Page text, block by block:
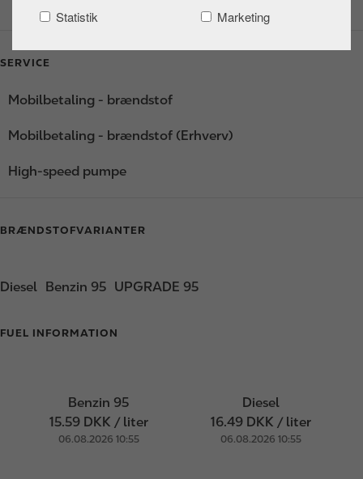
Statistik
Marketing
SERVICE
Mobilbetaling - brændstof
Mobilbetaling - brændstof (Erhverv)
High-speed pumpe
BRÆNDSTOFVARIANTER
Diesel Benzin 95 UPGRADE 95
FUEL INFORMATION
Benzin 95
15.59 DKK / liter
06.08.2026 10:55
Diesel
16.49 DKK / liter
06.08.2026 10:55